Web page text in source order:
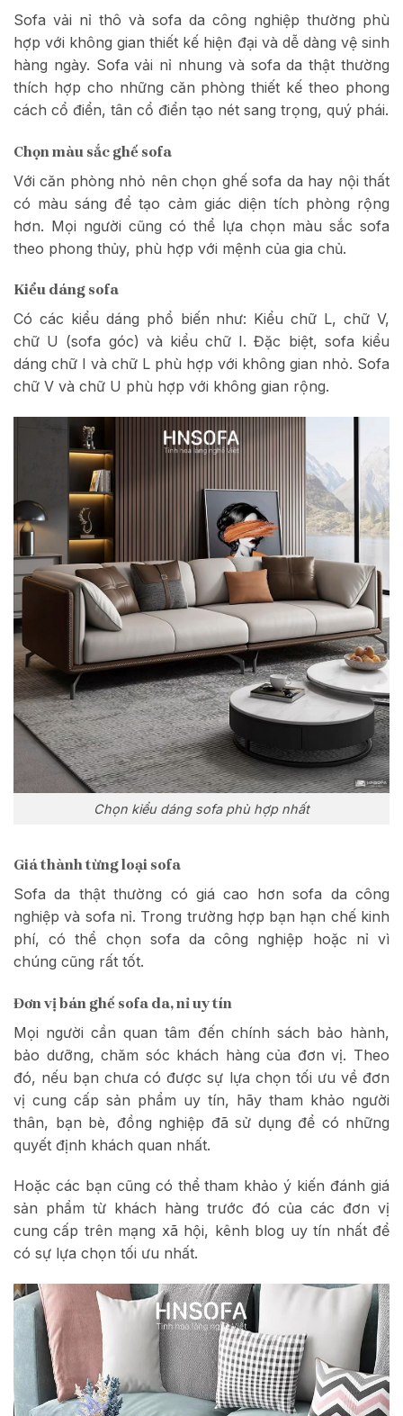
Sofa vải nỉ thô và sofa da công nghiệp thường phù
hợp với không gian thiết kế hiện đại và dễ dàng vệ sinh
hàng ngày. Sofa vải nỉ nhung và sofa da thật thường
thích hợp cho những căn phòng thiết kế theo phong
cách cổ điển, tân cổ điển tạo nét sang trọng, quý phái.
Chọn màu sắc ghế sofa
Với căn phòng nhỏ nên chọn ghế sofa da hay nội thất
có màu sáng để tạo cảm giác diện tích phòng rộng
hơn. Mọi người cũng có thể lựa chọn màu sắc sofa
theo phong thủy, phù hợp với mệnh của gia chủ.
Kiểu dáng sofa
Có các kiểu dáng phổ biến như: Kiểu chữ L, chữ V,
chữ U (sofa góc) và kiểu chữ I. Đặc biệt, sofa kiểu
dáng chữ I và chữ L phù hợp với không gian nhỏ. Sofa
chữ V và chữ U phù hợp với không gian rộng.
Chọn kiểu dáng sofa phù hợp nhất
Giá thành từng loại sofa
Sofa da thật thường có giá cao hơn sofa da công
nghiệp và sofa nỉ. Trong trường hợp bạn hạn chế kinh
phí, có thể chọn sofa da công nghiệp hoặc nỉ vì
chúng cũng rất tốt.
Đơn vị bán ghế sofa da, nỉ uy tín
Mọi người cần quan tâm đến chính sách bảo hành,
bảo dưỡng, chăm sóc khách hàng của đơn vị. Theo
đó, nếu bạn chưa có được sự lựa chọn tối ưu về đơn
vị cung cấp sản phẩm uy tín, hãy tham khảo người
thân, bạn bè, đồng nghiệp đã sử dụng để có những
quyết định khách quan nhất.
Hoặc các bạn cũng có thể tham khảo ý kiến đánh giá
sản phẩm từ khách hàng trước đó của các đơn vị
cung cấp trên mạng xã hội, kênh blog uy tín nhất để
có sự lựa chọn tối ưu nhất.